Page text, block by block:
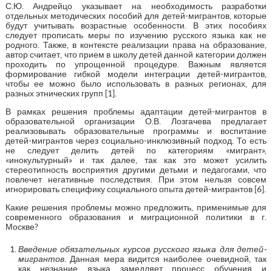
С.Ю. Андрейцо указывает на необходимость разработки
отдельных методических пособий для детей-мигрантов, которые
будут учитывать возрастные особенности. В этих пособиях
следует прописать меры по изучению русского языка как не
родного. Также, в контексте реализации права на образование,
автор считает, что прием в школу детей данной категории должен
проходить по упрощенной процедуре. Важным является
формирование гибкой модели интеграции детей-мигрантов,
чтобы ее можно было использовать в разных регионах, для
разных этнических групп [1].
В рамках решения проблемы адаптации детей-мигрантов в
образовательной организации О.В. Лозгачева предлагает
реализовывать образовательные программы и воспитание
детей-мигрантов через социально-инклюзивный подход. То есть
не следует делить детей по категориям «мигрант»,
«инокультурный» и так далее, так как это может усилить
стереотипность восприятия другими детьми и педагогами, что
повлечет негативные последствия. При этом нельзя совсем
игнорировать специфику социального опыта детей-мигрантов [6].
Какие решения проблемы можно предложить, применимые для
современного образования и миграционной политики в г.
Москве?
Введение обязательных курсов русского языка для детей-
мигрантов. Данная мера видится наиболее очевидной, так
как незнание языка замедляет процесс обучения и